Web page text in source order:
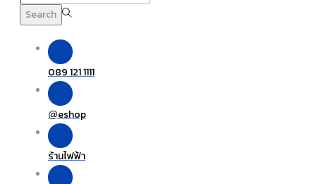
Search
089 121 1111
@eshop
ร้านไฟฟ้า